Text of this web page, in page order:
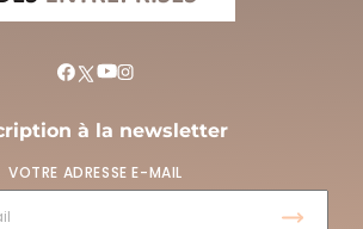
à la newsletter
VOTRE ADRESSE E-MAIL